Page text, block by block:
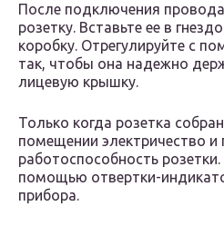
После подключения
розетку. Вставьте ее в
коробку. Отрегулируйте с
так, чтобы она надежно
лицевую крышку.
Только когда розетка
помещении электричество и
работоспособность
помощью отвертки-
прибора.